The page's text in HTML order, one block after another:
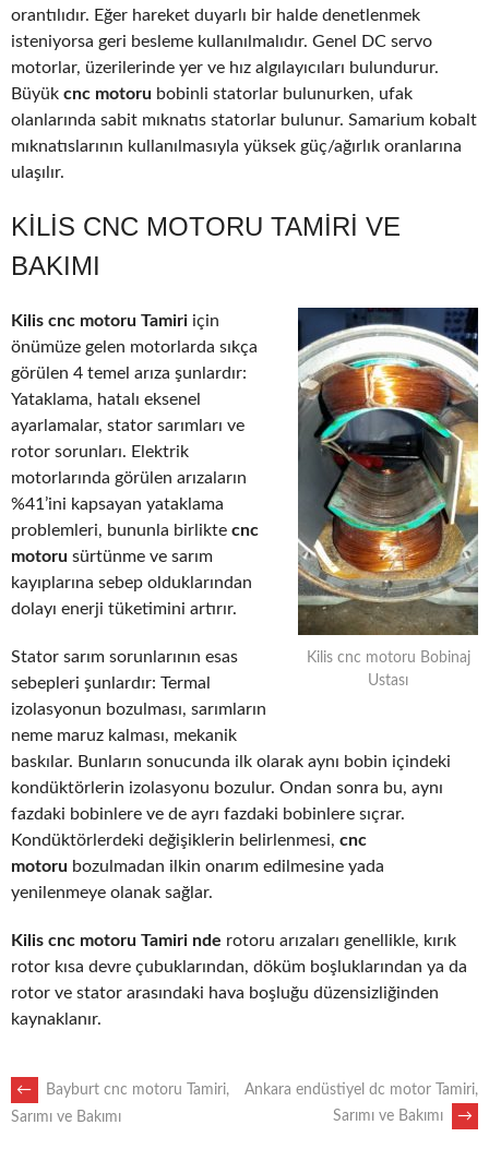
orantılıdır. Eğer hareket duyarlı bir halde denetlenmek
isteniyorsa geri besleme kullanılmalıdır. Genel DC servo
motorlar, üzerilerinde yer ve hız algılayıcıları bulundurur.
Büyük cnc motoru bobinli statorlar bulunurken, ufak
olanlarında sabit mıknatıs statorlar bulunur. Samarium kobalt
mıknatıslarının kullanılmasıyla yüksek güç/ağırlık oranlarına
ulaşılır.
KILIS CNC MOTORU TAMIRI VE
BAKIMI
Kilis cnc motoru Bobinaj
Ustası
Kilis cnc motoru Tamiri için
önümüze gelen motorlarda sıkça
görülen 4 temel arıza şunlardır:
Yataklama, hatalı eksenel
ayarlamalar, stator sarımları ve
rotor sorunları. Elektrik
motorlarında görülen arızaların
%41’ini kapsayan yataklama
problemleri, bununla birlikte cnc
motoru sürtünme ve sarım
kayıplarına sebep olduklarından
dolayı enerji tüketimini artırır.
Stator sarım sorunlarının esas
sebepleri şunlardır: Termal
izolasyonun bozulması, sarımların
neme maruz kalması, mekanik
baskılar. Bunların sonucunda ilk olarak aynı bobin içindeki
kondüktörlerin izolasyonu bozulur. Ondan sonra bu, aynı
fazdaki bobinlere ve de ayrı fazdaki bobinlere sıçrar.
Kondüktörlerdeki değişiklerin belirlenmesi, cnc
motoru bozulmadan ilkin onarım edilmesine yada
yenilenmeye olanak sağlar.
Kilis cnc motoru Tamiri nde rotoru arızaları genellikle, kırık
rotor kısa devre çubuklarından, döküm boşluklarından ya da
rotor ve stator arasındaki hava boşluğu düzensizliğinden
kaynaklanır.
POST
←
Bayburt cnc motoru Tamiri,
Sarımı ve Bakımı
Ankara endüstiyel dc motor Tamiri,
Sarımı ve Bakımı
→